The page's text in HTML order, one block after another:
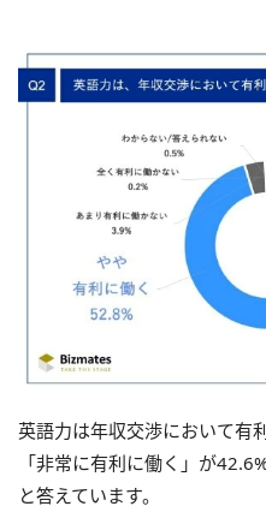
英語力は年収交渉において有
「非常に有利に働く」が
と答えています。